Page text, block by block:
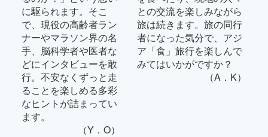
に駆られます。そこ
で、現役の高齢者ラン
ナーやマラソン界の名
手、脳科学者や医者な
どにインタビューを敢
行。不安なくずっと走
ることを楽しめる多彩
なヒントが詰まってい
ます。
（Y．O）
との交流を楽しみながら
旅は続きます。旅の同行
者になった気分で、アジ
ア「食」旅行を楽しんで
みてはいかがですか？
（A．K）